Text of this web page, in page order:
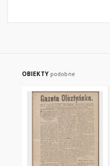
OBIEKTY podobne